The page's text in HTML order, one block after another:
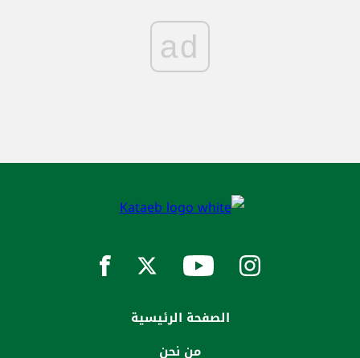
ad
الصفحة الرئيسية
من نحن